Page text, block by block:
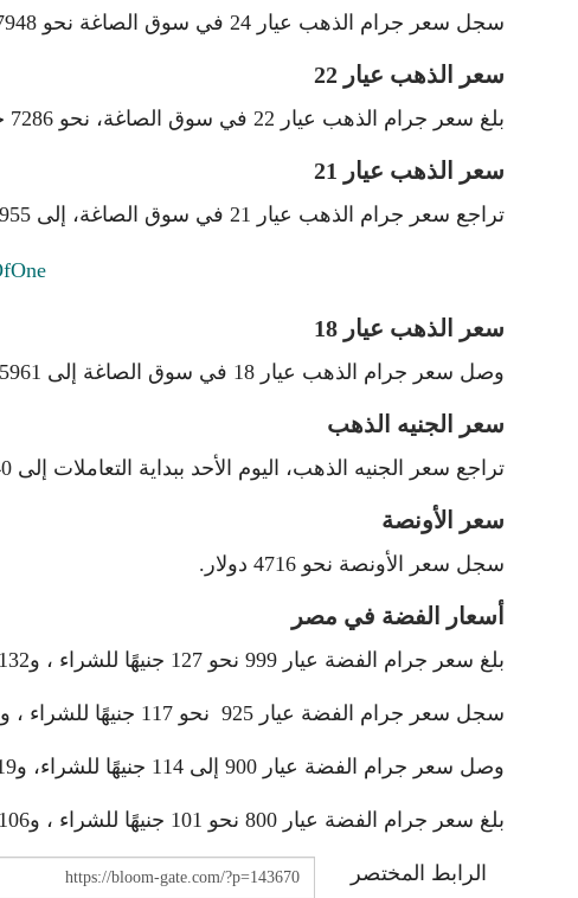
سجل سعر جرام الذهب عيار 24 في سوق الصاغة نحو 7948 جنيه للشراء، و8005 جنيه للبيع، وفقًا لآخر تحديثات.
سعر الذهب عيار 22
بلغ سعر جرام الذهب عيار 22 في سوق الصاغة، نحو 7286 جنيه للشراء 7338 جنيه للبيع.
سعر الذهب عيار 21
تراجع سعر جرام الذهب عيار 21 في سوق الصاغة، إلى 6955 جنيه للشراء، 7005 جنيه للبيع.
سعر الذهب عيار 18
وصل سعر جرام الذهب عيار 18 في سوق الصاغة إلى 5961 جنيه للشراء، و 6004 جنيه للبيع.
سعر الجنيه الذهب
تراجع سعر الجنيه الذهب، اليوم الأحد ببداية التعاملات إلى 56040 جنيه.
سعر الأونصة
سجل سعر الأونصة نحو 4716 دولار.
أسعار الفضة في مصر
بلغ سعر جرام الفضة عيار 999 نحو 127 جنيهًا للشراء ، و132 جنيهًا للبيع.
سجل سعر جرام الفضة عيار 925 نحو 117 جنيهًا للشراء ، و123 جنيهًا للبيع.
وصل سعر جرام الفضة عيار 900 إلى 114 جنيهًا للشراء، و119 جنيهًا للبيع.
بلغ سعر جرام الفضة عيار 800 نحو 101 جنيهًا للشراء ، و106 جنيهًا للبيع.
الرابط المختصر